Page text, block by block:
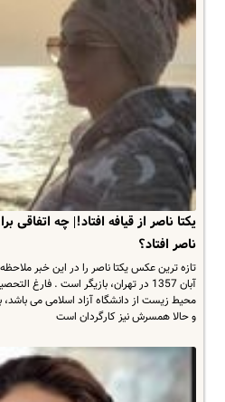
یکتا ناصر از قیافه افتاد!| چه اتفاقی
ناصر افتاد؟
آبان 1357 در تهران، بازیگر است .
محیط زیست از دانشگاه آزاد اسلامی می باشد،
و حالا همسرش نیز کارگردان است